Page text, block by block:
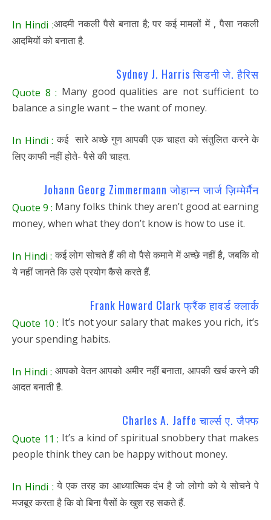
In Hindi :आदमी नकली पैसे बनाता है; पर कई मामलों में , पैसा नकली
आदमियों को बनाता है.
Sydney J. Harris सिडनी जे. हैरिस
Quote 8 : Many good qualities are not sufficient to
balance a single want – the want of money.
In Hindi : कई सारे अच्छे गुण आपकी एक चाहत को संतुलित करने के
लिए काफी नहीं होते- पैसे की चाहत.
Johann Georg Zimmermann जोहान्न जार्ज ज़िम्मेर्मैन
Quote 9 : Many folks think they aren’t good at earning
money, when what they don’t know is how to use it.
In Hindi : कई लोग सोचते हैं की वो पैसे कमाने में अच्छे नहीं है, जबकि वो
ये नहीं जानते कि उसे प्रयोग कैसे करते हैं.
Frank Howard Clark फ्रैंक हावर्ड क्लार्क
Quote 10 : It’s not your salary that makes you rich, it’s
your spending habits.
In Hindi : आपको वेतन आपको अमीर नहीं बनाता, आपकी खर्च करने की
आदत बनाती है.
Charles A. Jaffe चार्ल्स ए. जैफ्फ
Quote 11 : It’s a kind of spiritual snobbery that makes
people think they can be happy without money.
In Hindi : ये एक तरह का आध्यात्मिक दंभ है जो लोगो को ये सोचने पे
मजबूर करता है कि वो बिना पैसों के खुश रह सकते हैं.